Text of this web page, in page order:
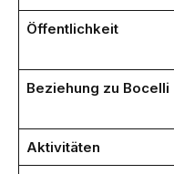
Öffentlichkeit
Beziehung zu Bocelli
Aktivitäten